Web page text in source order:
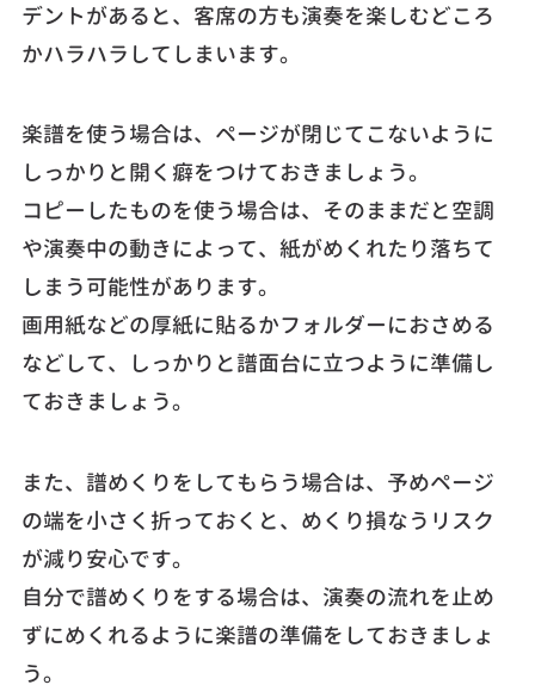
デントがあると、客席の方も演奏を楽しむどころ
かハラハラしてしまいます。
楽譜を使う場合は、ページが閉じてこないように
しっかりと開く癖をつけておきましょう。
コピーしたものを使う場合は、そのままだと空調
や演奏中の動きによって、紙がめくれたり落ちて
しまう可能性があります。
画用紙などの厚紙に貼るかフォルダーにおさめる
などして、しっかりと譜面台に立つように準備し
ておきましょう。
また、譜めくりをしてもらう場合は、予めページ
の端を小さく折っておくと、めくり損なうリスク
が減り安心です。
自分で譜めくりをする場合は、演奏の流れを止め
ずにめくれるように楽譜の準備をしておきましょ
う。